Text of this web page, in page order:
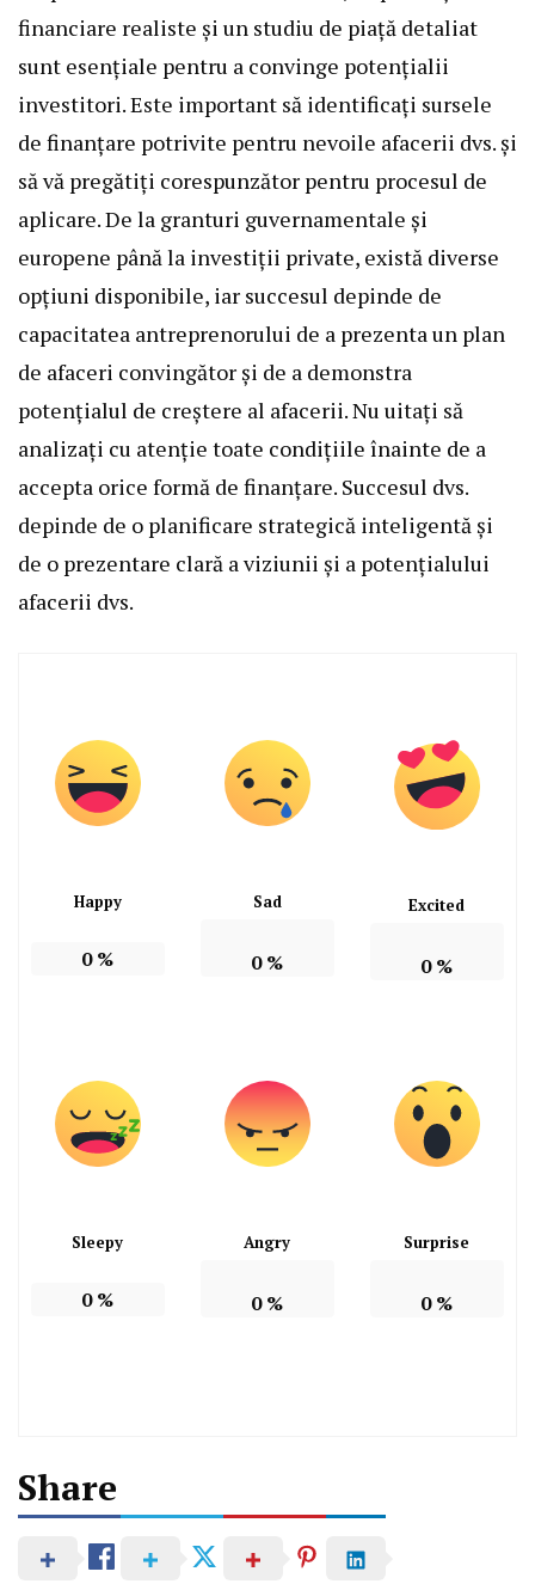
financiare realiste și un studiu de piață detaliat
sunt esențiale pentru a convinge potențialii
investitori. Este important să identificați sursele
de finanțare potrivite pentru nevoile afacerii dvs. și
să vă pregătiți corespunzător pentru procesul de
aplicare. De la granturi guvernamentale și
europene până la investiții private, există diverse
opțiuni disponibile, iar succesul depinde de
capacitatea antreprenorului de a prezenta un plan
de afaceri convingător și de a demonstra
potențialul de creștere al afacerii. Nu uitați să
analizați cu atenție toate condițiile înainte de a
accepta orice formă de finanțare. Succesul dvs.
depinde de o planificare strategică inteligentă și
de o prezentare clară a viziunii și a potențialului
afacerii dvs.
Happy
0%
Sad
0%
Excited
0%
Sleepy
0%
Angry
0%
Surprise
0%
Share